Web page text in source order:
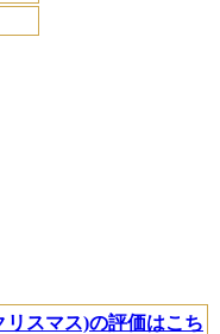
リスマス)の評価はこち